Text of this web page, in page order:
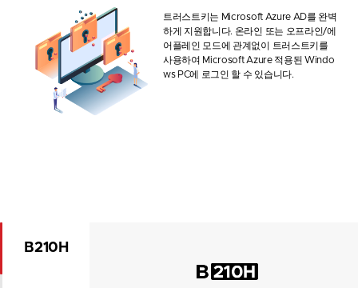
트러스트키는 Microsoft Azure AD를 완벽
하게 지원합니다. 온라인 또는 오프라인/에
어플레인 모드에 관계없이 트러스트키를
사용하여 Microsoft Azure 적용된 Windo
ws PC에 로그인 할 수 있습니다.
B210H